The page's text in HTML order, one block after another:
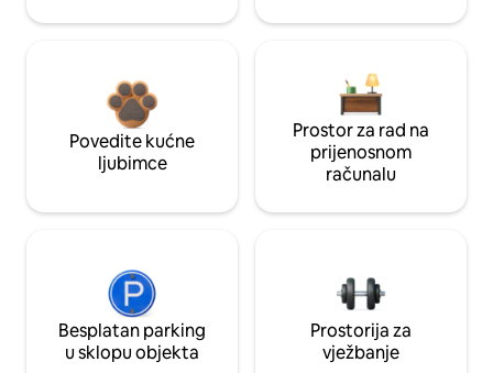
Povedite kućne
ljubimce
Prostor za rad na
prijenosnom
računalu
Besplatan parking
u sklopu objekta
Prostorija za
vježbanje